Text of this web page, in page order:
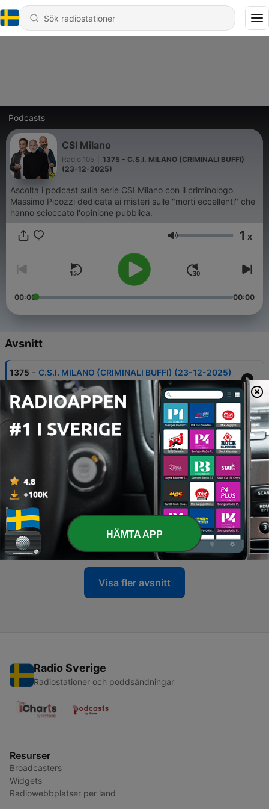
Podcasts
CSI Milano
Radio 105
1375 - C.S.I. MILANO (CRIMINALI BUFFI)
(23-12-2025)
Ascolta i podcast sulla serie CSI Milano con il criminologo
Massimo Picozzi dedicata ai misteri sulle "morti eccellenti" che
hanno scioccato l'opinione pubblica.
Volym 1 x
00:00 00:00
Avsnitt
1375 - C.S.I. MILANO (CRIMINALI BUFFI) (23-12-2025)
24 Dec 2025
1374 - C.S.I. MILANO (CARIL) (16-12-2025)
17 Dec 2025
C.S.I. MILANO (TRUE CRIME) (02-12-2025)
1372 - C.S.I. MILANO (EZZELINO) (25-11-2025)
26 Nov 2025
1371 - C.S.I. MILANO (NERONE) (18-11-2025)
19 Nov 2025
Visa fler avsnitt
Radio Sverige
Radiostationer och poddsändningar
Resurser
Broadcasters
Widgets
Radiowebbplatser per land
HÄMTA APP